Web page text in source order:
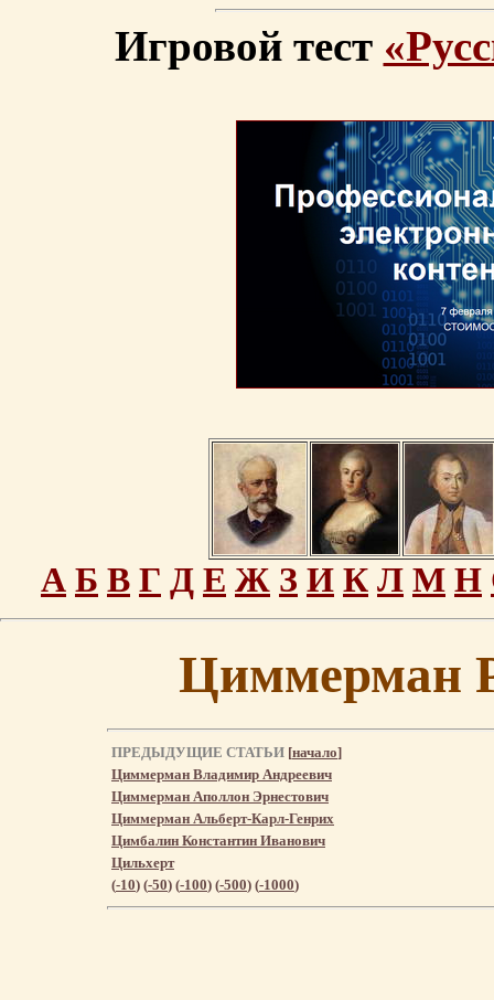
Игровой тест
А Б В Г Д Е Ж З И К Л М Н
Циммерман
ПРЕДЫДУЩИЕ СТАТЬИ [начало]
Циммерман Владимир Андреевич
Циммерман Аполлон Эрнестович
Циммерман Альберт-Карл-Генрих
Цимбалин Константин Иванович
Цильхерт
(-10) (-50) (-100) (-500) (-1000)